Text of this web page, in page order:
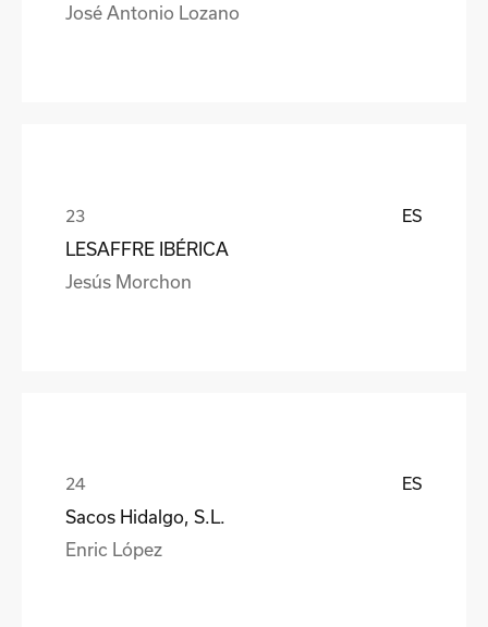
José Antonio Lozano
ES
LESAFFRE IBÉRICA
Jesús Morchon
ES
Sacos Hidalgo, S.L.
Enric López